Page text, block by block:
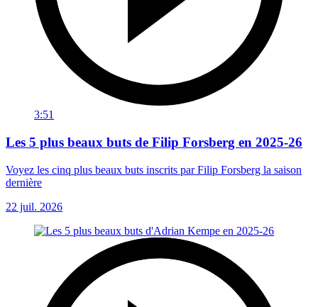
3:51
Les 5 plus beaux buts de Filip Forsberg en 2025-26
Voyez les cinq plus beaux buts inscrits par Filip Forsberg la saison
dernière
22 juil. 2026